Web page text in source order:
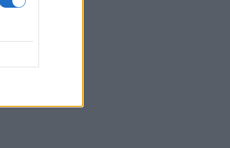
Τύπος: Γιατί οι Τούρκοι
μαζικά τα ελληνικά νησιά —